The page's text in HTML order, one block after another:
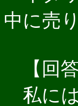
中に売
【回答
私に